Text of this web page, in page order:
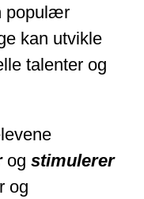
populær
kan utvikle
talenter og
og stimulerer
og